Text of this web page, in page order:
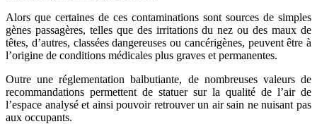
Alors que certaines de ces contaminations sont sources de simples
gènes passagères, telles que des irritations du nez ou des maux de
têtes, d’autres, classées dangereuses ou cancérigènes, peuvent être à
l’origine de conditions médicales plus graves et permanentes.
Outre une réglementation balbutiante, de nombreuses valeurs de
recommandations permettent de statuer sur la qualité de l’air de
l’espace analysé et ainsi pouvoir retrouver un air sain ne nuisant pas
aux occupants.